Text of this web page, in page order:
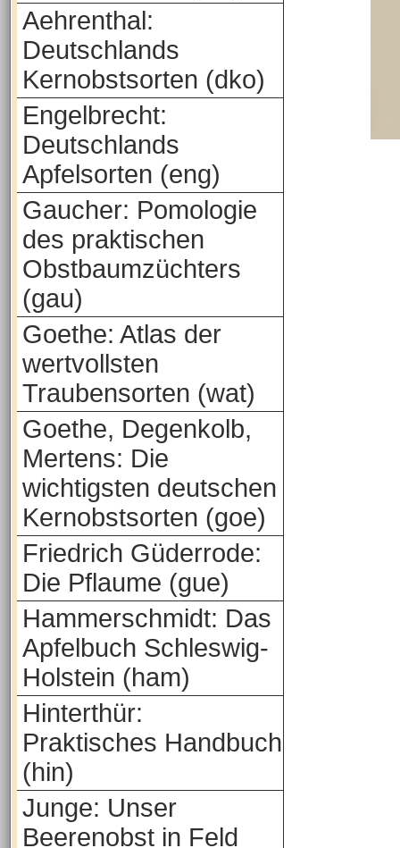
Aehrenthal:
Deutschlands
Kernobstsorten (dko)
Engelbrecht:
Deutschlands
Apfelsorten (eng)
Gaucher: Pomologie
des praktischen
Obstbaumzüchters
(gau)
Goethe: Atlas der
wertvollsten
Traubensorten (wat)
Goethe, Degenkolb,
Mertens: Die
wichtigsten deutschen
Kernobstsorten (goe)
Friedrich Güderrode:
Die Pflaume (gue)
Hammerschmidt: Das
Apfelbuch Schleswig-
Holstein (ham)
Hinterthür:
Praktisches Handbuch
(hin)
Junge: Unser
Beerenobst in Feld